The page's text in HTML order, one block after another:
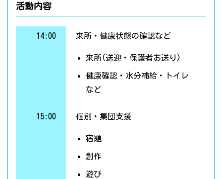
活動内容
14:00 来所・健康状態の確認など
来所(送迎・保護者お送り)
健康確認・水分補給・トイレ
など
15:00 個別・集団支援
宿題
創作
遊び